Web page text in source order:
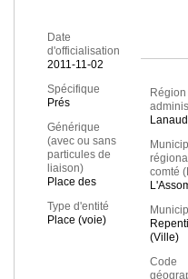
Date
d'officialisation
2011-11-02
Spécifique
Prés
Générique
(avec ou sans
particules de
liaison)
Place des
Type d'entité
Place (voie)
Région
comté
(Ville)
Code